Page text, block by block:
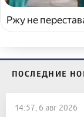
Ржу не
ПОСЛЕДНИЕ
14:57, 6 авг 2026